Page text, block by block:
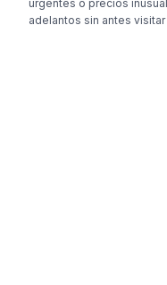
urgentes o precios
adelantos sin antes